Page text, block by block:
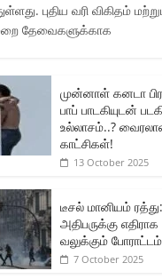
புதிய வரி விகிதம்
தேவைகளுக்காக
முன்னாள் கனடா
பாப் பாடகியுடன்
உல்லாசம்..?
காட்சிகள்!
13 October 2025
டீசல் மானியம் ரத்து:
அதிபருக்கு எதிராக
வலுக்கும்
7 October 2025